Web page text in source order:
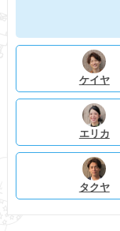
ケイヤ
エリカ
タクヤ